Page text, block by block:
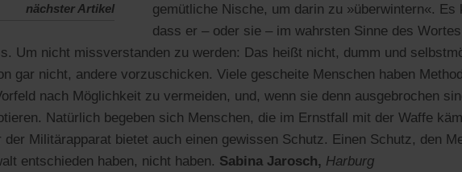
nächster Artikel
gemütliche Nische, um darin zu »überwintern«. Es
dass er – oder sie – im wahrsten Sinne des
Um nicht missverstanden zu werden: Das heißt nicht, dumm und
gar nicht, andere vorzuschicken. Viele gescheite Menschen haben
nach Möglichkeit zu vermeiden, und, wenn sie denn ausgebrochen
Natürlich begeben sich Menschen, die im Ernstfall mit der Waffe
der Militärapparat bietet auch einen gewissen Schutz. Einen Schutz, den
entschieden haben, nicht haben. Sabina Jarosch, Harburg